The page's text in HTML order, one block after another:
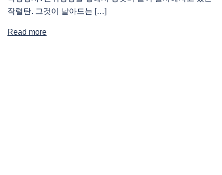
작렬탄. 그것이 날아드는 […]
Read more